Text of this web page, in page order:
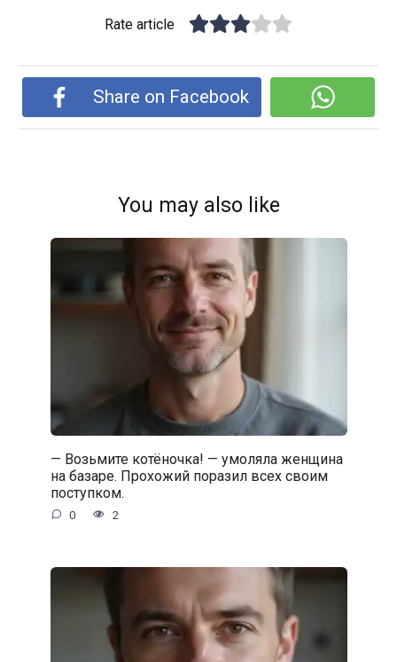
Rate article
Share on Facebook
You may also like
— Возьмите котёночка! — умоляла женщина
на базаре. Прохожий поразил всех своим
поступком.
0 2